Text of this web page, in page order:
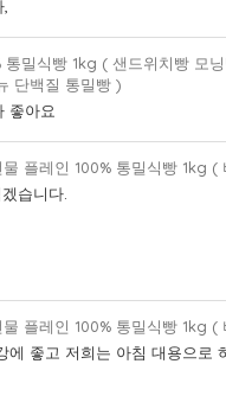
통밀식빵 1kg ( 샌드위치빵 모
단백질 통밀빵 )
좋아요
플레인 100% 통밀식빵 1kg
습니다.
플레인 100% 통밀식빵 1kg
좋고 저희는 아침 대용으로 하